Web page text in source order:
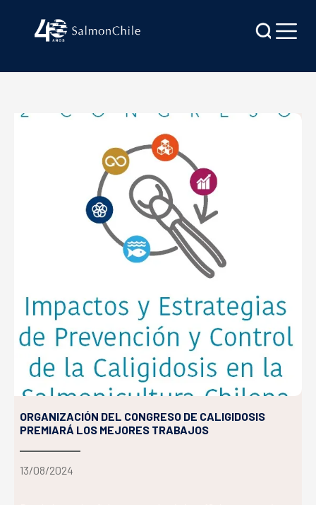
ORGANIZACIÓN DEL CONGRESO DE CALIGIDOSIS
PREMIARÁ LOS MEJORES TRABAJOS
13/08/2024